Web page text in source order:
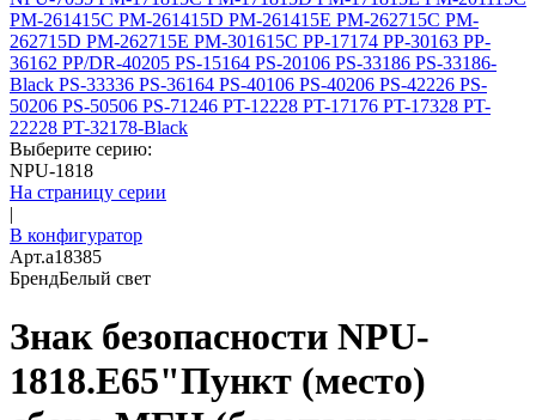
PM-261415C PM-261415D PM-261415E PM-262715C PM-
262715D PM-262715E PM-301615C PP-17174 PP-30163 PP-
36162 PP/DR-40205 PS-15164 PS-20106 PS-33186 PS-33186-
Black PS-33336 PS-36164 PS-40106 PS-40206 PS-42226 PS-
50206 PS-50506 PS-71246 PT-12228 PT-17176 PT-17328 PT-
22228 PT-32178-Black
Выберите серию:
NPU-1818
На страницу серии
|
В конфигуратор
Арт.a18385
БрендБелый свет
Знак безопасности NPU-
1818.E65"Пункт (место)